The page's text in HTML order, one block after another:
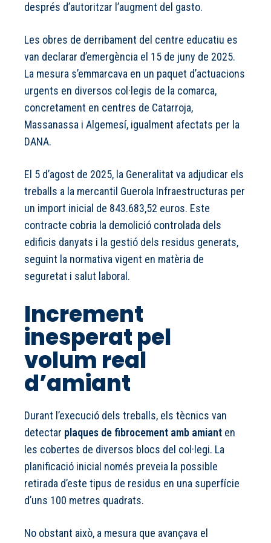
després d’autoritzar l’augment del gasto.
Les obres de derribament del centre educatiu es
van declarar d’emergència el 15 de juny de 2025.
La mesura s’emmarcava en un paquet d’actuacions
urgents en diversos col·legis de la comarca,
concretament en centres de Catarroja,
Massanassa i Algemesí, igualment afectats per la
DANA.
El 5 d’agost de 2025, la Generalitat va adjudicar els
treballs a la mercantil Guerola Infraestructuras per
un import inicial de 843.683,52 euros. Este
contracte cobria la demolició controlada dels
edificis danyats i la gestió dels residus generats,
seguint la normativa vigent en matèria de
seguretat i salut laboral.
Increment
inesperat pel
volum real
d’amiant
Durant l’execució dels treballs, els tècnics van
detectar plaques de fibrocement amb amiant en
les cobertes de diversos blocs del col·legi. La
planificació inicial només preveia la possible
retirada d’este tipus de residus en una superfície
d’uns 100 metres quadrats.
No obstant això, a mesura que avançava el